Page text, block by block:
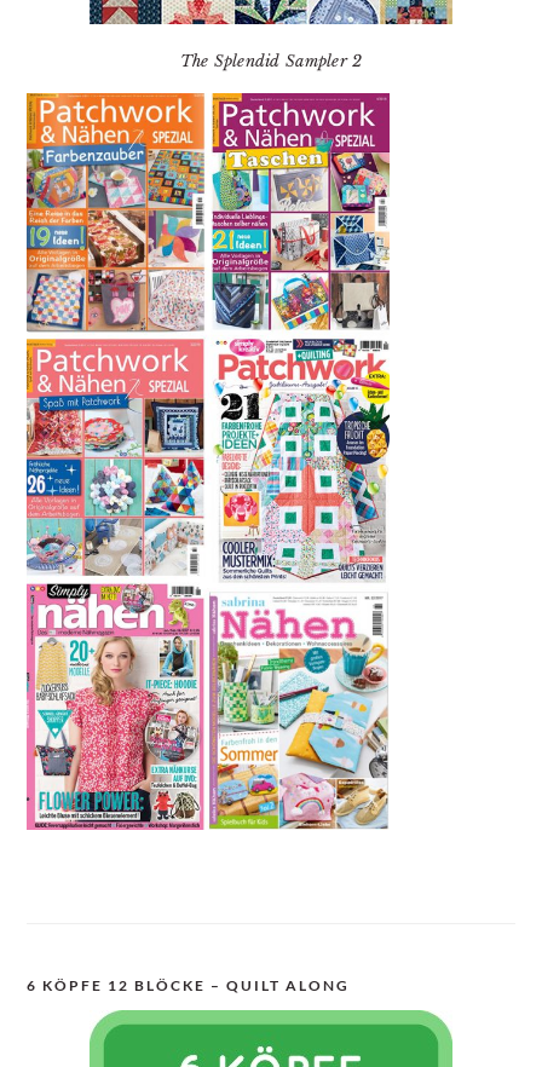
The Splendid Sampler 2
6 KÖPFE 12 BLÖCKE – QUILT ALONG